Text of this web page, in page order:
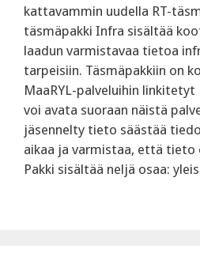
kattavammin uudella RT-
täsmäpakki Infra sisältää
laadun varmistavaa tietoa
tarpeisiin. Täsmäpakkiin on
MaaRYL-palveluihin
voi avata suoraan näistä
jäsennelty tieto säästää
aikaa ja varmistaa, että tieto
Pakki sisältää neljä osaa: